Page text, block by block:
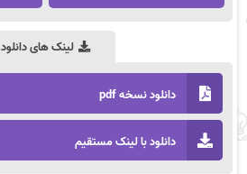
لینک های دانلود
دانلود نسخه pdf
دانلود با لینک مستقیم